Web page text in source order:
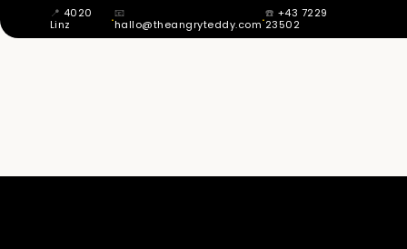
📍 4020
Linz
·📧
hallo@theangryteddy.com·☎️ +43 7229
23502